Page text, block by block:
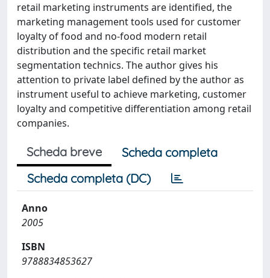
retail marketing instruments are identified, the
marketing management tools used for customer
loyalty of food and no-food modern retail
distribution and the specific retail market
segmentation technics. The author gives his
attention to private label defined by the author as
instrument useful to achieve marketing, customer
loyalty and competitive differentiation among retail
companies.
Scheda breve
Scheda completa
Scheda completa (DC)
Anno
2005
ISBN
9788834853627